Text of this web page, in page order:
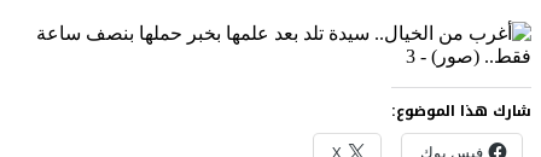
شارك هذا الموضوع:
فيس بوك X